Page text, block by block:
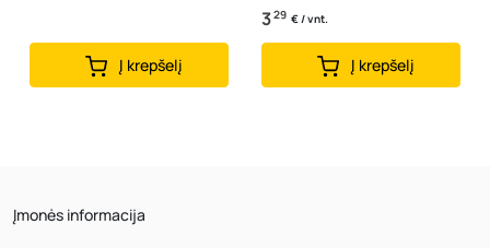
Į krepšelį
329 € / vnt.
Į krepšelį
Įmonės informacija